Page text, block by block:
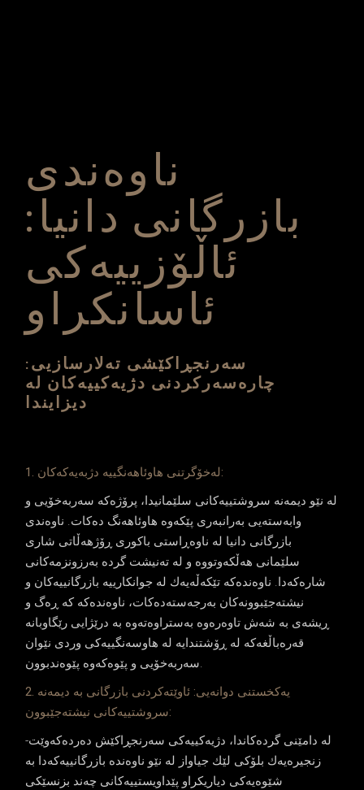
ناوه‌ندی
بازرگانی دانیا:
ئاڵۆزییه‌كی
ئاسانكراو
سه‌رنجڕاكێشی ته‌لارسازیی:
چاره‌سه‌ركردنی دژیه‌كییه‌كان له‌
دیزایندا
1. له‌خۆگرتنی هاوئاهه‌نگییه‌ دژبه‌یه‌كه‌كان:
له‌ نێو دیمه‌نه‌ سروشتییه‌كانی سلێمانیدا، پرۆژه‌كه‌ سه‌ربه‌خۆیی و
وابه‌سته‌یی به‌رانبه‌ری پێكه‌وه‌ هاوئاهه‌نگ ده‌كات. ناوه‌ندی
بازرگانی دانیا له‌ ناوه‌ڕاستی باكوری ڕۆژهه‌ڵاتی شاری
سلێمانی هه‌ڵكه‌وتووه‌ و له‌ ته‌نیشت گرده‌ به‌رزونزمه‌كانی
شاره‌كه‌دا. ناوه‌نده‌كه‌ تێكه‌ڵه‌یه‌ك له‌ جوانكارییه‌ بازرگانییه‌كان و
نیشته‌جێبوونه‌كان به‌رجه‌سته‌ده‌كات، ناوه‌نده‌كه‌ كه‌ ڕه‌گ و
ڕیشه‌ی به‌ شه‌ش تاوه‌ره‌وه‌ به‌ستراوه‌ته‌وه‌ به‌ درێژایی رێگاوبانه‌
قه‌ره‌باڵغه‌كه له‌ ڕۆشتندایه‌‌ له‌ هاوسه‌نگییه‌كی وردی نێوان
سه‌ربه‌خۆیی و پێوه‌كه‌وه‌ پێوه‌ندبوون.
2. یه‌كخستنی دوانه‌یی: ئاوێته‌كردنی بازرگانی به‌ دیمه‌نه‌
سروشتییه‌كانی نیشته‌جێبوون:
له‌ دامێنی گرده‌كاندا، دژیه‌كییه‌كی سه‌رنجڕاكێش ده‌رده‌كه‌وێت-
زنجیره‌یه‌ك بلۆكی لێك جیاواز له‌ نێو ناوه‌نده‌ بازرگانییه‌كه‌دا به‌
شێوه‌یه‌كی دیاریكراو پێداویستییه‌كانی چه‌ند بزنسێكی